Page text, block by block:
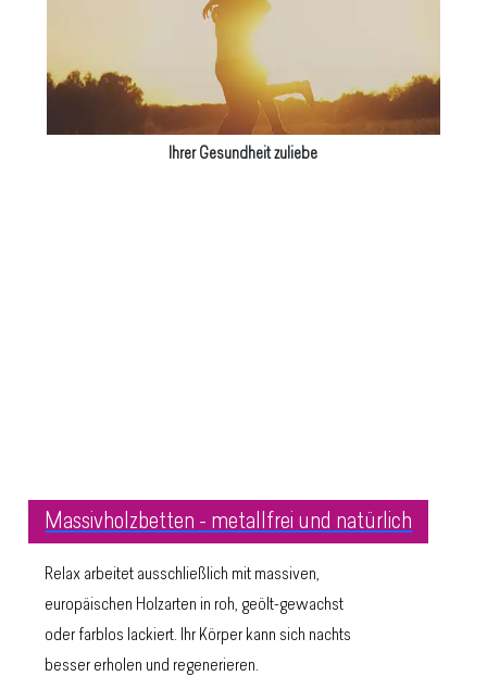
Ihrer Gesundheit zuliebe
Massivholzbetten - metallfrei und natürlich
Relax arbeitet ausschließlich mit massiven,
europäischen Holzarten in roh, geölt-gewachst
oder farblos lackiert. Ihr Körper kann sich nachts
besser erholen und regenerieren.